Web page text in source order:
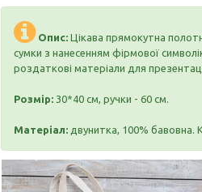
Опис: Цікава прямокутна
сумки з нанесенням фірмової
роздаткові матеріали для
Розмір: 30*40 см, ручки - 60 см.
Матеріал: двунитка, 100% бавовна.